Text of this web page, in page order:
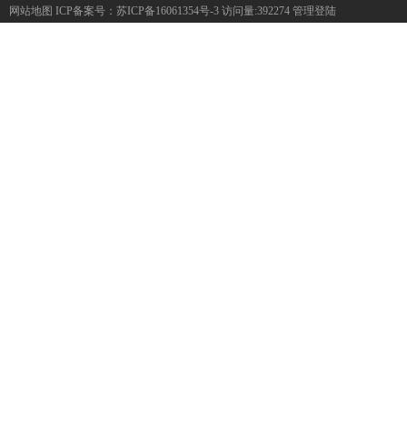
网站地图 ICP备案号： 苏ICP备16061354号-3 访问量:392274 管理登陆